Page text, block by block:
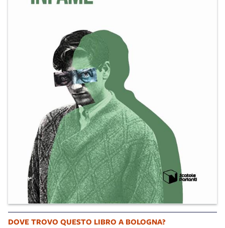
DOVE TROVO QUESTO LIBRO A BOLOGNA?